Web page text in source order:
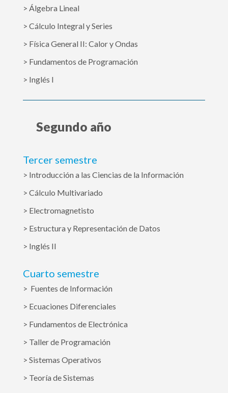
> Álgebra Lineal
> Cálculo Integral y Series
> Física General II: Calor y Ondas
> Fundamentos de Programación
> Inglés I
Segundo año
Tercer semestre
> Introducción a las Ciencias de la Información
> Cálculo Multivariado
> Electromagnetisto
> Estructura y Representación de Datos
> Inglés II
Cuarto semestre
> Fuentes de Información
> Ecuaciones Diferenciales
> Fundamentos de Electrónica
> Taller de Programación
> Sistemas Operativos
> Teoría de Sistemas